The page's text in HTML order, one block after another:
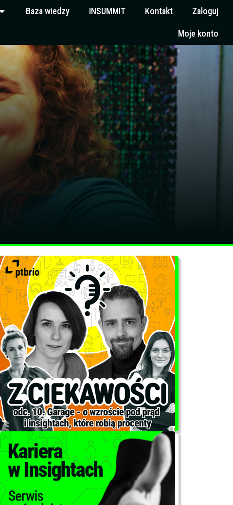
Baza wiedzy INSUMMIT Kontakt Zaloguj
Moje konto